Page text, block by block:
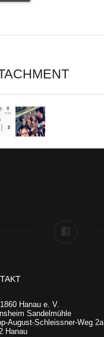
Hanau e. V.
Sandelmühle
August-Schleissner-Weg 2a
Hanau